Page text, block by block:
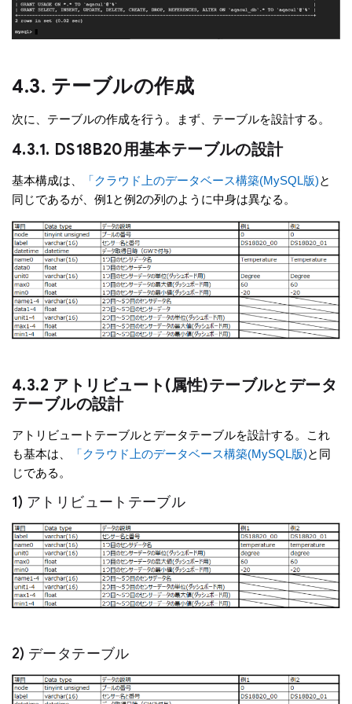
4.3. テーブルの作成
次に、テーブルの作成を行う。まず、テーブルを設計する。
4.3.1. DS18B20用基本テーブルの設計
基本構成は、 「クラウド上のデータベース構築(MySQL版)と
同じであるが、例1と例2の列のように中身は異なる。
4.3.2 アトリビュート(属性)テーブルとデータ
テーブルの設計
アトリビュートテーブルとデータテーブルを設計する。これ
も基本は、
「クラウド上のデータベース構築(MySQL版)と同
じである。
1) アトリビュートテーブル
2) データテーブル